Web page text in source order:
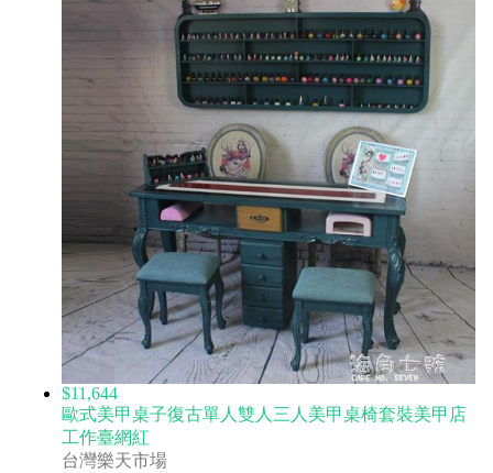
$11,644
歐式美甲桌子復古單人雙人三人美甲桌椅套裝美甲店
工作臺網紅
台灣樂天市場